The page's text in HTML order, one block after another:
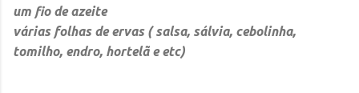
um fio de azeite
várias folhas de ervas ( salsa, sálvia, cebolinha,
tomilho, endro, hortelã e etc)